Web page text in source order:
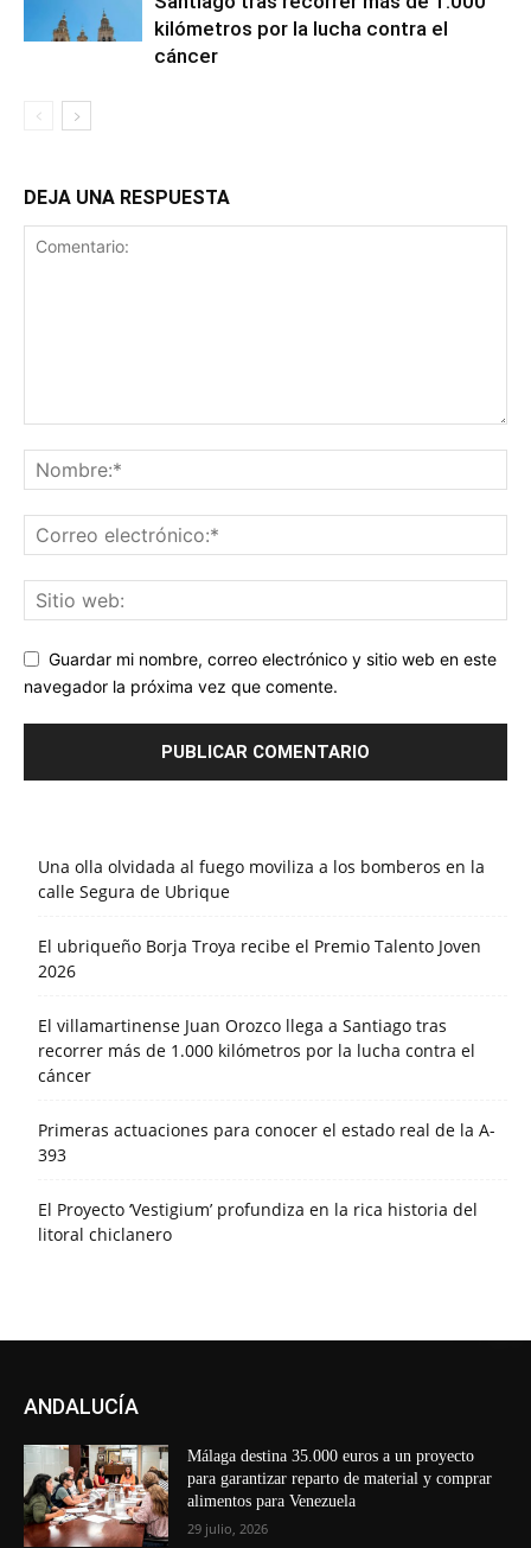
kilómetros por la lucha contra el
cáncer
DEJA UNA RESPUESTA
Guardar mi nombre, correo electrónico y sitio web en este
navegador la próxima vez que comente.
Una olla olvidada al fuego moviliza a los bomberos en la
calle Segura de Ubrique
El ubriqueño Borja Troya recibe el Premio Talento Joven
2026
El villamartinense Juan Orozco llega a Santiago tras
recorrer más de 1.000 kilómetros por la lucha contra el
cáncer
Primeras actuaciones para conocer el estado real de la A-
393
El Proyecto ‘Vestigium’ profundiza en la rica historia del
litoral chiclanero
ANDALUCÍA
Málaga destina 35.000 euros a un proyecto
para garantizar reparto de material y comprar
alimentos para Venezuela
29 julio, 2026